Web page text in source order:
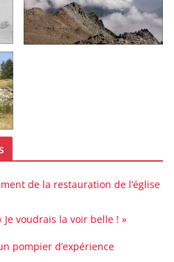
de la restauration de l’église
voudrais la voir belle ! »
pompier d’expérience